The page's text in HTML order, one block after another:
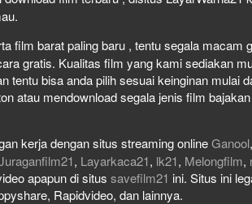
film barat paling baru , tentu segala macam
gratis. Kualitas film yang kami sediakan
bisa anda pilih sesuai keinginan mulai
atau mendownload segala jenis film
kerja dengan situs streaming onlineGanool,
, Layarkaca21, lk21, Melongfilm,
apapun di situs savefilm21 ini. Situs ini
Rapidvideo, dan lainnya.